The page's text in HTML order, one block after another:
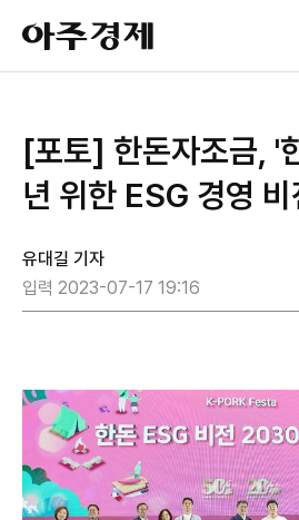
아
주
경
[포토] 한돈자조금, '
년 위한 ESG 경영
유대길 기자
입력 2023-07-17 19:16